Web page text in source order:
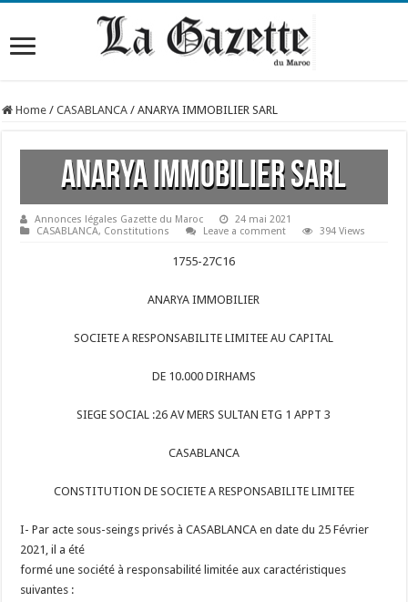
Home / CASABLANCA / ANARYA IMMOBILIER SARL
ANARYA IMMOBILIER SARL
Annonces légales Gazette du Maroc
24 mai 2021
CASABLANCA, Constitutions Leave a comment 394 Views
1755-27C16
ANARYA IMMOBILIER
SOCIETE A RESPONSABILITE LIMITEE AU CAPITAL
DE 10.000 DIRHAMS
SIEGE SOCIAL :26 AV MERS SULTAN ETG 1 APPT 3
CASABLANCA
CONSTITUTION DE SOCIETE A RESPONSABILITE LIMITEE
I- Par acte sous-seings privés à CASABLANCA en date du 25 Février
2021, il a été
formé une société à responsabilité limitée aux caractéristiques
suivantes :